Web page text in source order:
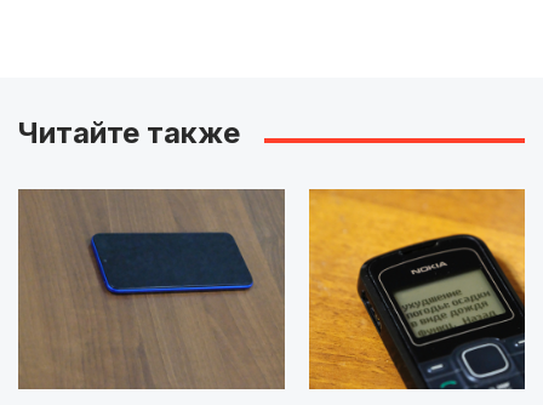
Читайте также